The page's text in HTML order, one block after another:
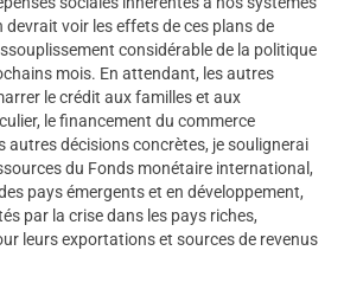
devrait voir les effets de ces plans de
considérable de la politique
mois. En attendant, les autres
le crédit aux familles et aux
le financement du commerce
autres décisions concrètes, je soulignerai
du Fonds monétaire international,
pays émergents et en développement,
par la crise dans les pays riches,
leurs exportations et sources de revenus